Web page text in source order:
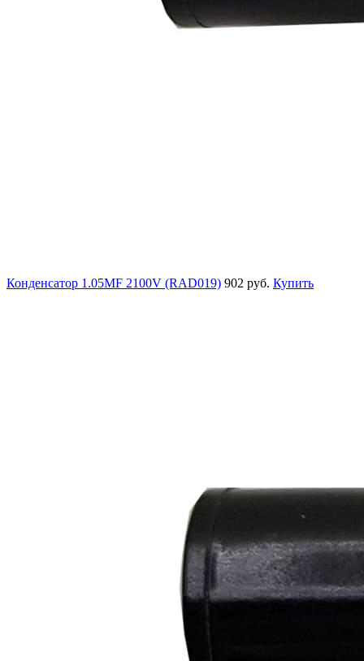
Конденсатор 1.05MF 2100V (RAD019) 902 руб. Купить